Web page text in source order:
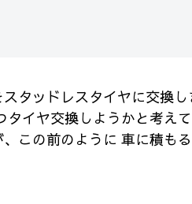
タッドレスタイヤに交換し
タイヤ交換しようかと考え
、この前のように 車に積も